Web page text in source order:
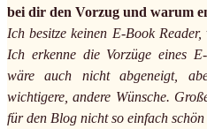
bei dir den Vorzug und warum
Ich besitze keinen E-Book
Ich erkenne die Vorzüge eines
wäre auch nicht abgeneigt,
wichtigere, andere Wünsche.
für den Blog nicht so einfach schön